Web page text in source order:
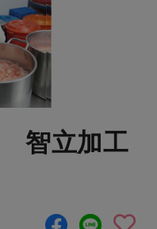
類
糧
真心話
合國智立加工